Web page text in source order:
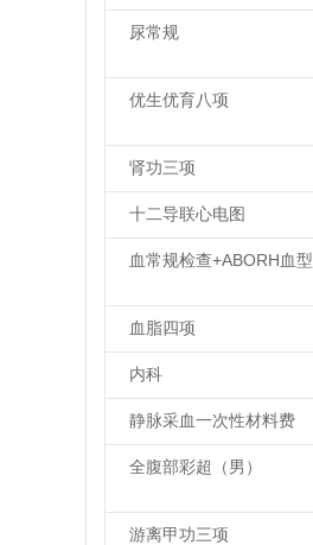
尿常规
优生优育八项
肾功三项
十二导联心电图
血常规检查+ABORH血型
血脂四项
内科
静脉采血一次性材料费
全腹部彩超（男）
游离甲功三项